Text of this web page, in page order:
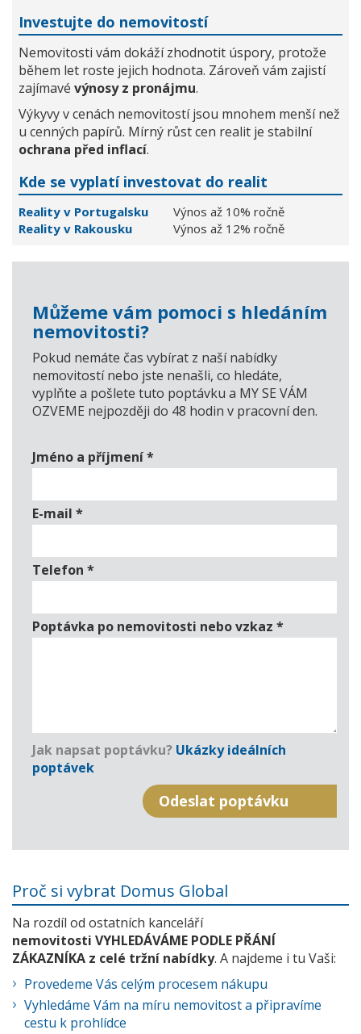
Investujte do nemovitostí
Nemovitosti vám dokáží zhodnotit úspory, protože
během let roste jejich hodnota. Zároveň vám zajistí
zajímavé výnosy z pronájmu.
Výkyvy v cenách nemovitostí jsou mnohem menší než
u cenných papírů. Mírný růst cen realit je stabilní
ochrana před inflací.
Kde se vyplatí investovat do realit
Reality v Portugalsku
Výnos až 10% ročně
Reality v Rakousku
Výnos až 12% ročně
Můžeme vám pomoci s hledáním
nemovitosti?
Pokud nemáte čas vybírat z naší nabídky
nemovitostí nebo jste nenašli, co hledáte,
vyplňte a pošlete tuto poptávku a MY SE VÁM
OZVEME nejpozději do 48 hodin v pracovní den.
Jméno a příjmení*
E-mail *
Telefon *
Poptávka po nemovitosti nebo vzkaz *
Jak napsat poptávku? Ukázky ideálních
poptávek
Proč si vybrat Domus Global
Na rozdíl od ostatních kanceláří
nemovitosti VYHLEDÁVÁME PODLE PŘÁNÍ
ZÁKAZNÍKA z celé tržní nabídky. A najdeme i tu Vaši:
Provedeme Vás celým procesem nákupu
Vyhledáme Vám na míru nemovitost a připravíme
cestu k prohlídce